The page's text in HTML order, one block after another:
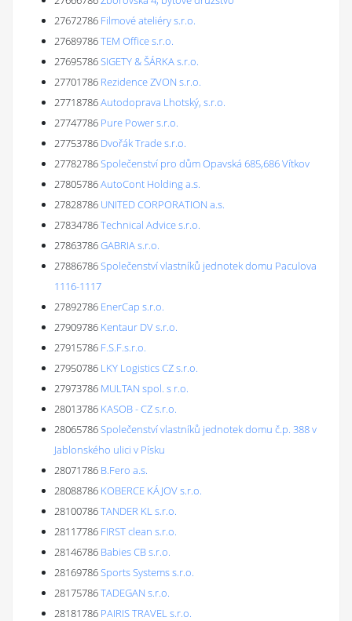
27672786 Filmové ateliéry s.r.o.
27689786TEM Office s.r.o.
27695786SIGETY & ŠÁRKA s.r.o.
27701786 Rezidence ZVON s.r.o.
27718786Autodoprava Lhotský, s.r.o.
27747786 Pure Power s.r.o.
27753786 Dvořák Trade s.r.o.
27782786Společenství pro dům Opavská 685,686 Vítkov
27805786AutoCont Holding a.s.
27828786 UNITED CORPORATION a.s.
27834786Technical Advice s.r.o.
27863786GABRIA s.r.o.
27886786Společenství vlastníků jednotek domu Paculova
1116-1117
27892786 EnerCap s.r.o.
27909786 Kentaur DV s.r.o.
27915786 F.S.F.s.r.o.
27950786 LKY Logistics CZ s.r.o.
27973786 MULTAN spol. s r.o.
28013786 KASOB - CZ s.r.o.
28065786Společenství vlastníků jednotek domu č.p. 388 v
Jablonského ulici v Písku
28071786 B.Fero a.s.
28088786 KOBERCE KÁJOV s.r.o.
28100786TANDER KL s.r.o.
28117786 FIRST clean s.r.o.
28146786 Babies CB s.r.o.
28169786Sports Systems s.r.o.
28175786TADEGAN s.r.o.
28181786 PAIRIS TRAVEL s.r.o.